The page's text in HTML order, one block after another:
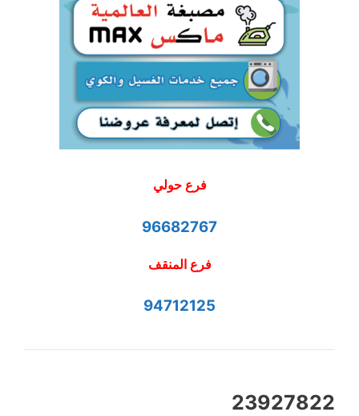
فرع حولي
96682767
فرع المنقف
94712125
23927822